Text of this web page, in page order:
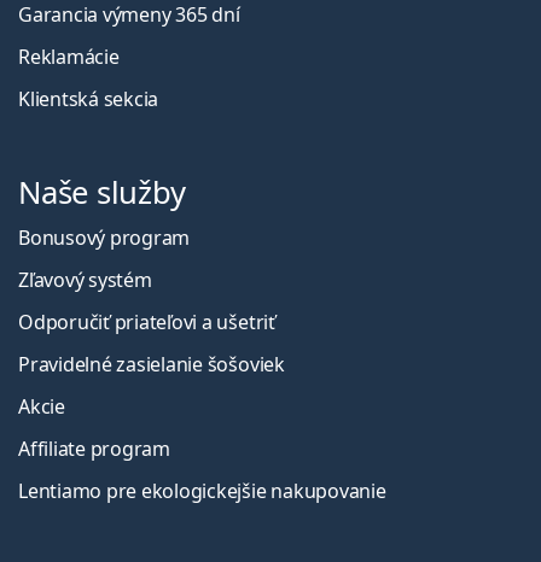
Garancia výmeny 365 dní
Reklamácie
Klientská sekcia
Naše služby
Bonusový program
Zľavový systém
Odporučiť priateľovi a ušetriť
Pravidelné zasielanie šošoviek
Akcie
Affiliate program
Lentiamo pre ekologickejšie nakupovanie